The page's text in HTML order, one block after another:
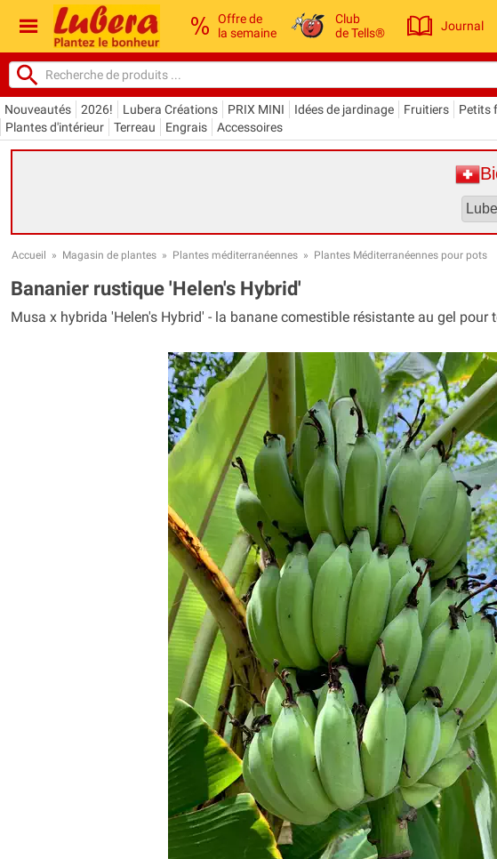
Offre de
la semaine
Club
de Tells®
Journal
Nouveautés 2026! Lubera Créations PRIX MINI Idées de jardinage Fruitiers Petits
Plantes d'intérieur
Terreau Engrais Accessoires
Accueil » Magasin de plantes » Plantes méditerranéennes » Plantes Méditerranéennes pour pots
Bananier rustique 'Helen's Hybrid'
Musa x hybrida 'Helen's Hybrid' - la banane comestible résistante au gel pour